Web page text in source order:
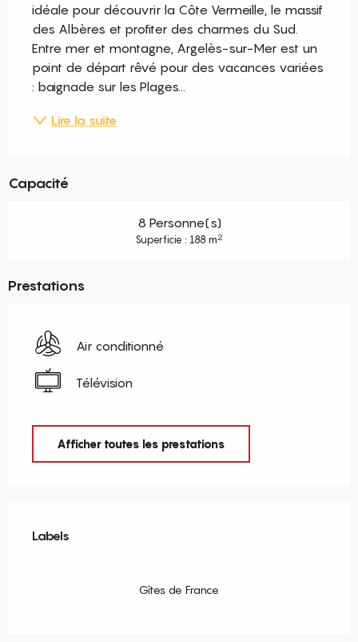
idéale pour découvrir la Côte Vermeille, le massif
des Albères et profiter des charmes du Sud.
Entre mer et montagne, Argelès-sur-Mer est un
point de départ rêvé pour des vacances variées
: baignade sur les Plages...
Lire la suite
Capacité
8 Personne(s)
Superficie : 188 m2
Prestations
Air conditionné
Télévision
Afficher toutes les prestations
Labels
Labels
Gîtes de France